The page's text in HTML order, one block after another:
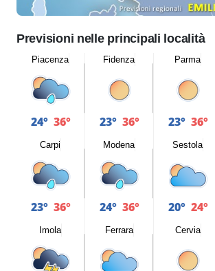
Previsioni nelle principali località
Piacenza
24° 36°
Fidenza
23° 36°
Parma
23° 36°
Carpi
23° 36°
Modena
24° 36°
Sestola
20° 24°
Imola Ferrara Cervia